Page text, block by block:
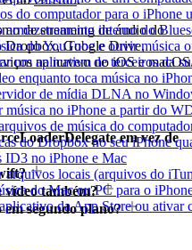
do computador para o iPhone
armazenamento interno do
do YouTube e ouvir música
um aplicativo de terceiros da
enquanto toca música no
de mídia DLNA no
música no iPhone a partir do
de música do
do Dropbox no seu iPhone
ID3 no iPhone e Mac
arquivos locais (arquivos do
do Mac ou PC para o
da App Store ou
de streaming de áudio do
Dropbox, Google Drive,
na nuvem no iOS e
em vez de
vídeo também?
segundo plano?